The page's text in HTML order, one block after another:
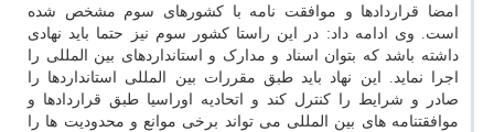
امضا قراردادها و موافقت نامه با کشورهای سوم مشخص شده
است. وی ادامه داد: در این راستا کشور سوم نیز حتما باید نهادی
داشته باشد که بتوان اسناد و مدارک و استانداردهای بین المللی را
اجرا نماید. این نهاد باید طبق مقررات بین المللی استانداردها را
صادر و شرایط را کنترل کند و اتحادیه اوراسیا طبق قراردادها و
موافقتنامه های بین المللی می تواند برخی موانع و محدودیت ها را